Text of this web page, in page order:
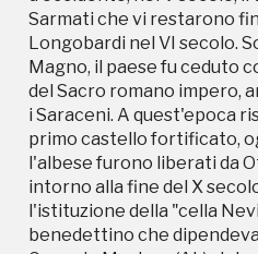
Sarmati che vi restarono
Longobardi nel VI secolo.
Magno, il paese fu ceduto
del Sacro romano impero,
i Saraceni. A quest'epoca
primo castello fortificato,
l'albese furono liberati da
intorno alla fine del X
l'istituzione della "cella
benedettino che
seguì nelle loro vicende ora
quello di Asti tra i quali era
lotte tra le due città eterne
di una lite tra Asti ed Alba,
preso d'assalto e distrutto
secolo Alba ed Asti furono
guelfi e ghibellini: nel 1387
Signoria di Giangaleazzo
della figlia di lui Valentina
d'Orléans. Rimase così fino